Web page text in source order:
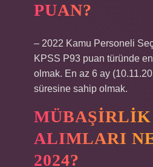
PUAN?
– 2022 Kamu Personeli
KPSS P93 puan türünde
olmak. En az 6 ay
süresine sahip olmak.
MÜBAŞIRLIK
ALIMLARI
2024?